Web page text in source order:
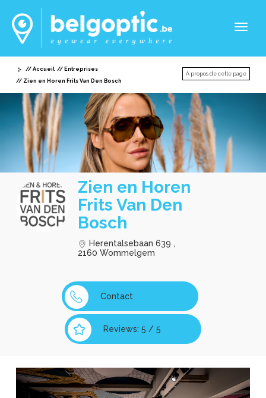
Accueil
Entreprises
Zien en Horen Frits Van Den Bosch
A propos de cette page
Zien en Horen
Frits Van Den
Bosch
Herentalsebaan 639 ,
2160 Wommelgem
Contact
Reviews: 5 / 5